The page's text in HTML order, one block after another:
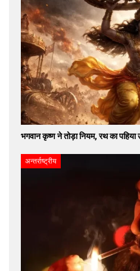
भगवान कृष्ण ने तोड़ा नियम, रथ का पहिया
अन्तर्राष्ट्रीय